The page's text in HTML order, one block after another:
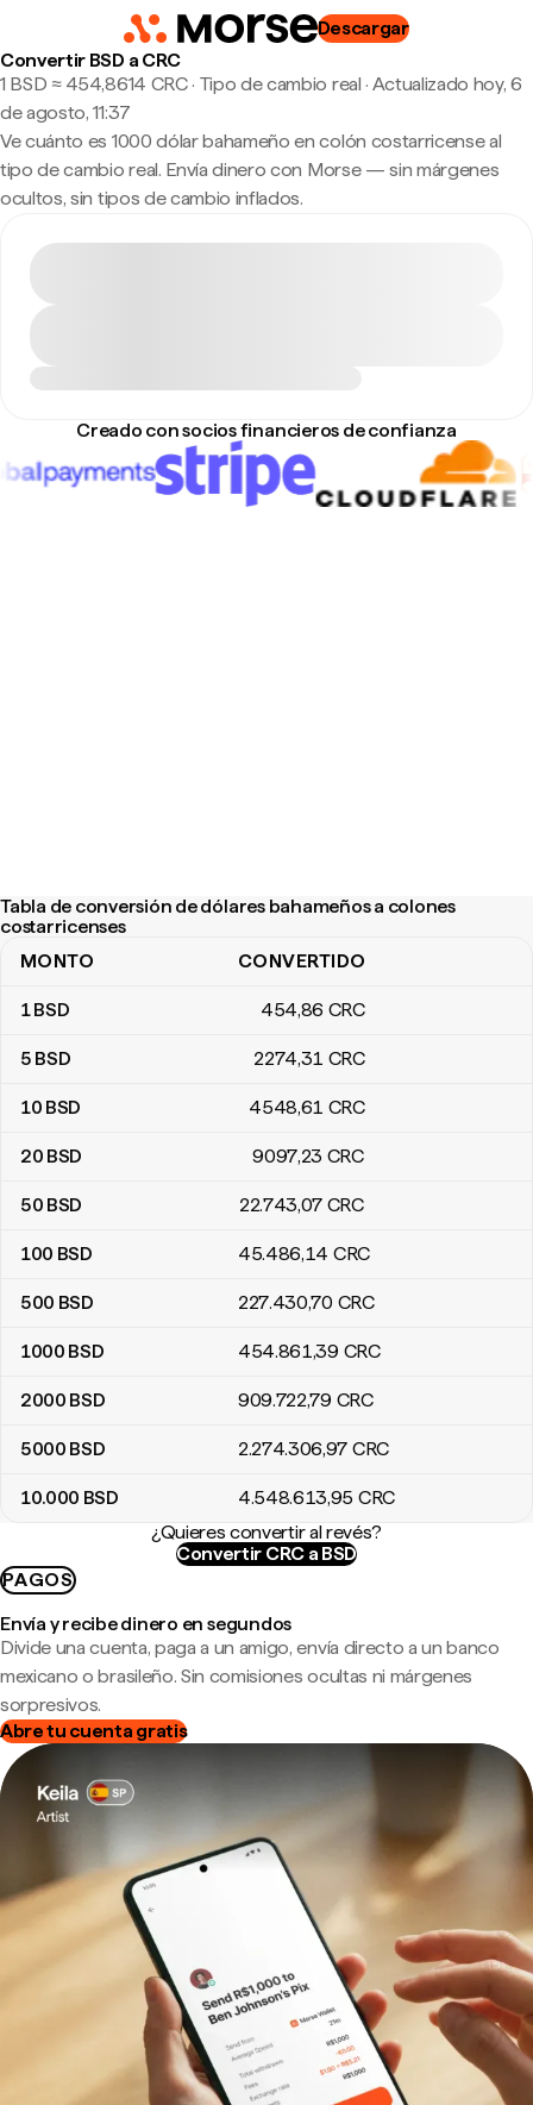
Descargar
Convertir BSD a CRC
1 BSD ≈ 454,8614 CRC · Tipo de cambio real · Actualizado hoy, 6
de agosto, 11:37
Ve cuánto es 1000 dólar bahameño en colón costarricense al
tipo de cambio real. Envía dinero con Morse — sin márgenes
ocultos, sin tipos de cambio inflados.
Creado con socios financieros de confianza
Tabla de conversión de dólares bahameños a colones
costarricenses
Tabla de conversión de dólares bahameños a colones
MONTO CONVERTIDO
1BSD 454,86 CRC
5 BSD 2274,31 CRC
10 BSD 4548,61 CRC
20 BSD 9097,23 CRC
50 BSD 22.743,07 CRC
100 BSD 45.486,14 CRC
500 BSD 227.430,70 CRC
1000 BSD 454.861,39 CRC
2000 BSD 909.722,79 CRC
5000 BSD 2.274.306,97 CRC
10.000 BSD 4.548.613,95 CRC
¿Quieres convertir al revés?
Convertir CRC a BSD
PAGOS
Envía y recibe dinero en segundos
Divide una cuenta, paga a un amigo, envía directo a un banco
mexicano o brasileño. Sin comisiones ocultas ni márgenes
sorpresivos.
Abre tu cuenta gratis